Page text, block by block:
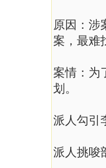
原因：涉
案，最难
案情：为
划。
派人勾引
派人挑唆